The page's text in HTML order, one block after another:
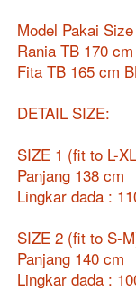
Model Pakai Size
Rania TB 170
Fita TB 165 cm
DETAIL SIZE:
SIZE 1 (fit to L-
Panjang 138 cm
Lingkar dada :
SIZE 2 (fit to S-
Panjang 140 cm
Lingkar dada :